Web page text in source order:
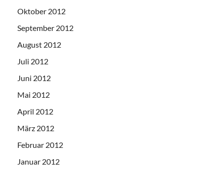
Oktober 2012
September 2012
August 2012
Juli 2012
Juni 2012
Mai 2012
April 2012
März 2012
Februar 2012
Januar 2012